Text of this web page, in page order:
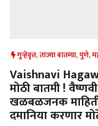
गुन्हेवृत्त,ताज्या बातम्या,पुणे,
Vaishnavi
मोठी बातमी !
खळबळजनक
दमानिया करणार